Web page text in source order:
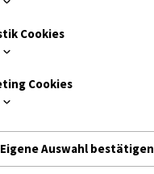
Cookies
Cookies
Eigene Auswahl bestätigen